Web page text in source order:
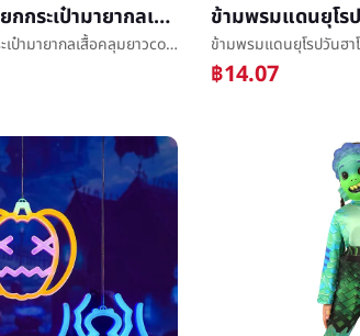
ก่อกวนพนักงานยกกระเป๋ามายากลเสื้อคลุมยาวcosเสื้อผ้าวันฮาโลวีนรอบนอกเสื้อคลุมเครื่องแบบเครื่องแต่งกายเด็กมายากลเสื้อคลุมยาวå­
ก่อกวนพนักงานยกกระเป๋ามายากลเสื้อคลุมยาวcosเสื้อผ้าวันฮาโลวีนรอบนอกเสื้อคลุมเครื่องแบบเครื่องแต่งกายเด็กมายากลเสื้อคลุมยาวå­
฿14.07